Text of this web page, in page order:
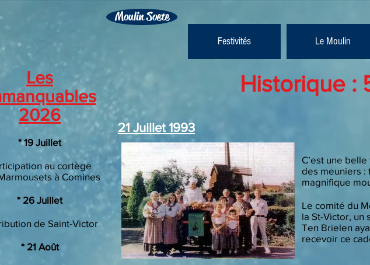
Moulin Soete
Festivités Le Moulin
Historique :
21 Juillet 1993
C’est une
des meuniers :
magnifique
Le comité du
la St-Victor, un
Ten Brielen
recevoir ce
Les
2026
​* 19 Juillet
au cortège
à Comines
​* 26 Juillet
de Saint-Victor
* 21 Août